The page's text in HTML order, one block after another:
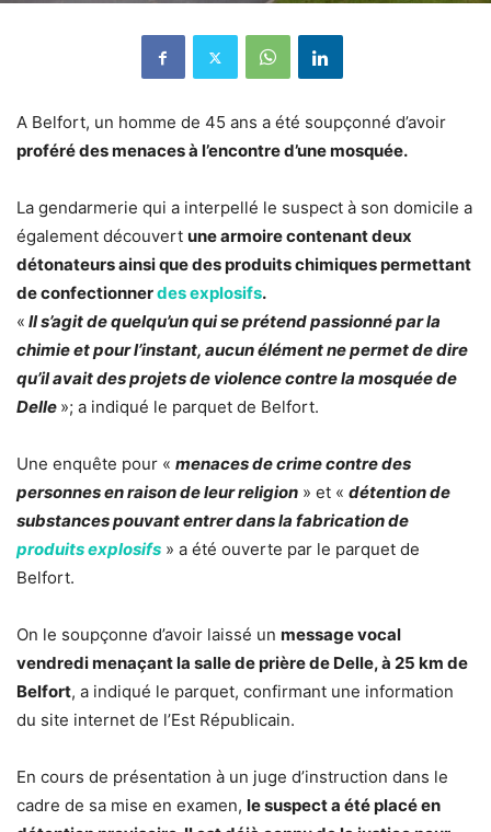
A Belfort, un homme de 45 ans a été soupçonné d’avoir
proféré des menaces à l’encontre d’une mosquée.
La gendarmerie qui a interpellé le suspect à son domicile a
également découvert une armoire contenant deux
détonateurs ainsi que des produits chimiques permettant
de confectionnerdes explosifs.
« Il s’agit de quelqu’un qui se prétend passionné par la
chimie et pour l’instant, aucun élément ne permet de dire
qu’il avait des projets de violence contre la mosquée de
Delle »; a indiqué le parquet de Belfort.
Une enquête pour « menaces de crime contre des
personnes en raison de leur religion » et « détention de
substances pouvant entrer dans la fabrication de
produits explosifs » a été ouverte par le parquet de
Belfort.
On le soupçonne d’avoir laissé un message vocal
vendredi menaçant la salle de prière de Delle, à 25 km de
Belfort, a indiqué le parquet, confirmant une information
du site internet de l’Est Républicain.
En cours de présentation à un juge d’instruction dans le
cadre de sa mise en examen, le suspect a été placé en